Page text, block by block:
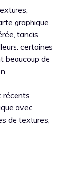
graphique
tandis
certaines
beaucoup de
récents
avec
de textures,